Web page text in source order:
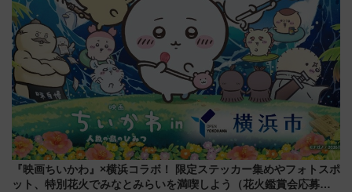
『映画ちいかわ』×横浜コラボ！ 限定ステッカー集めやフォトスポ
ット、特別花火でみなとみらいを満喫しよう（花火鑑賞会応募は